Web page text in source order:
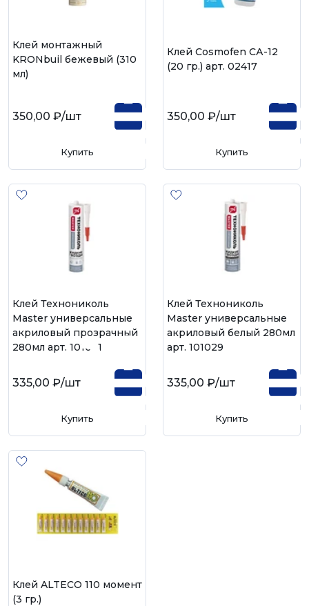
Клей монтажный
KRONbuil бежевый (310
мл)
350,00 ₽/шт
Купить
Клей Cosmofen CА-12
(20 гр.) арт. 02417
350,00 ₽/шт
Купить
Клей Технониколь
Master универсальные
акриловый прозрачный
280мл арт. 101031
335,00 ₽/шт
Купить
Клей Технониколь
Master универсальные
акриловый белый 280мл
арт. 101029
335,00 ₽/шт
Купить
Клей ALTECO 110 момент
(3 гр.)